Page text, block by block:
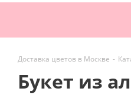
Доставка цветов в Москве -
Букет из